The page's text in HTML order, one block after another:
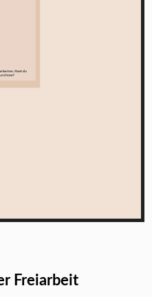
der Freiarbeit